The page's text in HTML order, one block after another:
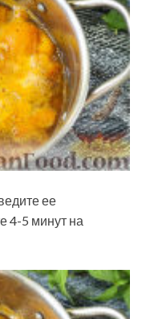
ее
4-5 минут на